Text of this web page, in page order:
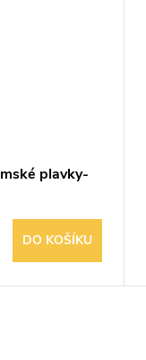
plavky-
DO KOŠÍKU